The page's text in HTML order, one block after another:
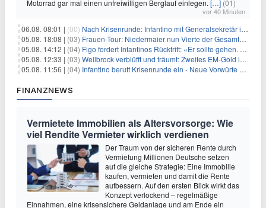
Motorrad gar mal einen unfreiwilligen Berglauf einlegen. […] (01)
vor 40 Minuten
06.08. 08:01 | (00) Nach Krisenrunde: Infantino mit Generalsekretär im Stadion
05.08. 18:08 | (03) Frauen-Tour: Niedermaier nun Vierte der Gesamtwertung
05.08. 14:12 | (04) Figo fordert Infantinos Rücktritt: «Er sollte gehen. Jetzt»
05.08. 12:33 | (03) Wellbrock verblüfft und träumt: Zweites EM-Gold in Paris
05.08. 11:56 | (04) Infantino beruft Krisenrunde ein - Neue Vorwürfe gegen FIFA
FINANZNEWS
Vermietete Immobilien als Altersvorsorge: Wie
viel Rendite Vermieter wirklich verdienen
Der Traum von der sicheren Rente durch
Vermietung Millionen Deutsche setzen
auf die gleiche Strategie: Eine Immobilie
kaufen, vermieten und damit die Rente
aufbessern. Auf den ersten Blick wirkt das
Konzept verlockend – regelmäßige
Einnahmen, eine krisensichere Geldanlage und am Ende ein